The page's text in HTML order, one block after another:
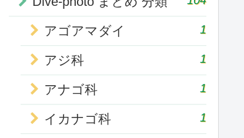
アゴアマダイ 1
アジ科 1
アナゴ科 1
イカナゴ科 1